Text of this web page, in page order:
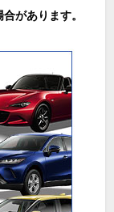
があります。